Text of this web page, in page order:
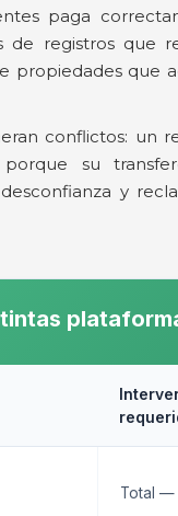
paga
de registros que
que
conflictos: un
su
y
Total —